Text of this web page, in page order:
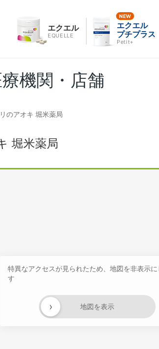
エクエル
EQUELLE
エクエル
プチプラス
Petit+
機関・店舗
のアオキ 堀米薬局
堀米薬局
特異なアクセスが見られたため、地図を非表示に
す
地図を表示
›